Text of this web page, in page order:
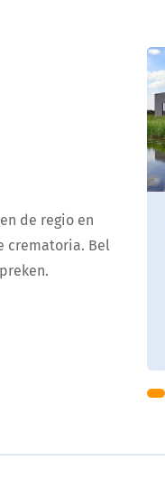
de regio en
crematoria. Bel